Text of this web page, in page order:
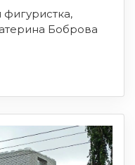
Боброва